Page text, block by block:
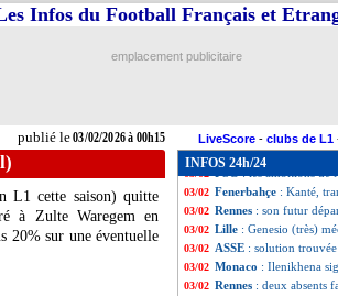
publié le03/02/2026 à 00h15
Infos du Football Français et
emplacement publicitaire
LiveScore - clubs de L1
L1 cette saison) quitte
à Zulte Waregem en
20% sur une éventuelle
INFOS 24h/24
03/02 Man City: Guardiola
03/02 Real: le manque
03/02 PFC
03/02 Lyon: Fonseca
03/02 Lyon: Fonseca juge le
: les ambitions de
03/02 Fenerbahçe : Kanté,
03/02 Rennes : son futur
03/02 Lille : Genesio (très)
03/02 ASSE : solution
03/02 Monaco : Ilenikhena
03/02 Rennes : deux absents